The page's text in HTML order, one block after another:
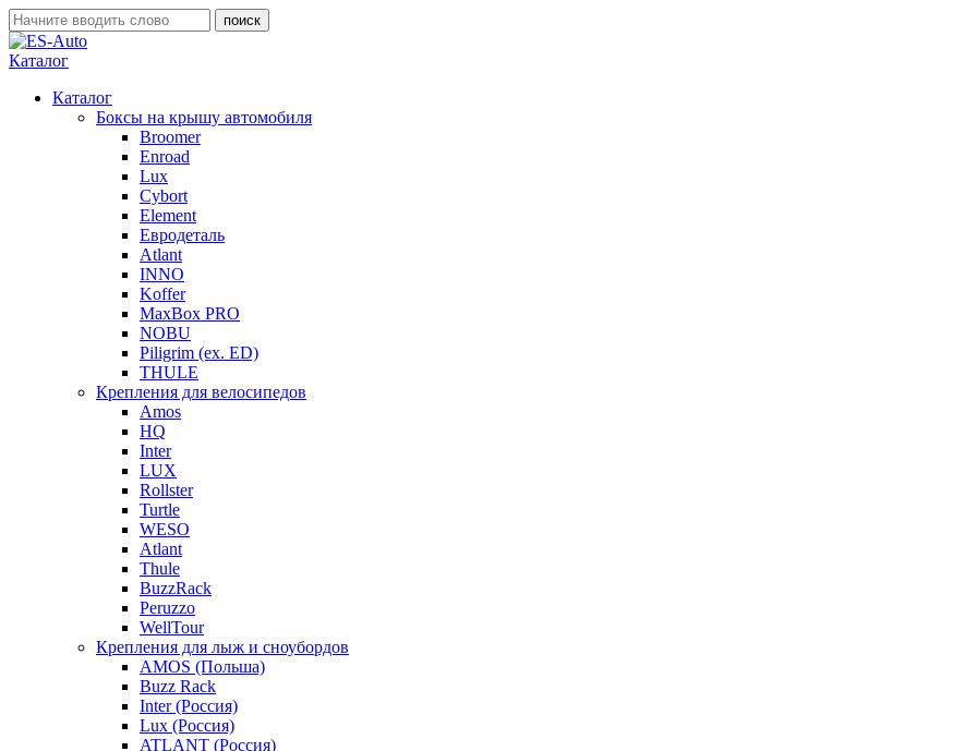
Каталог
Каталог
Боксы на крышу автомобиля
Broomer
Enroad
Lux
Cybort
Element
Евродеталь
Atlant
INNO
Koffer
MaxBox PRO
NOBU
Piligrim (ex. ED)
THULE
Крепления для велосипедов
Amos
HQ
Inter
LUX
Rollster
Turtle
WESO
Atlant
Thule
BuzzRack
Peruzzo
WellTour
Крепления для лыж и сноубордов
AMOS (Польша)
Buzz Rack
Inter (Россия)
Lux (Россия)
ATLANT (Россия)